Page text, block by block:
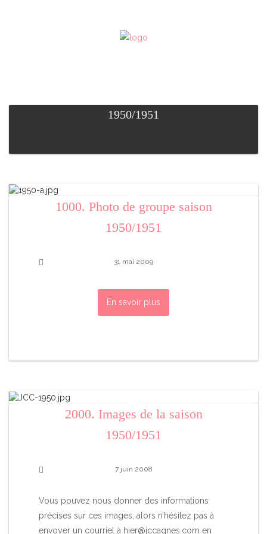
1950/1951
1000. Photo de groupe saison
1950/1951
31 mai 2009
En savoir plus
2000. Images de la saison
1950/1951
7 juin 2008
Vous pouvez nous donner des informations
précises sur ces images, alors n’hésitez pas à
envoyer un courriel à hier@jccagnes.com en